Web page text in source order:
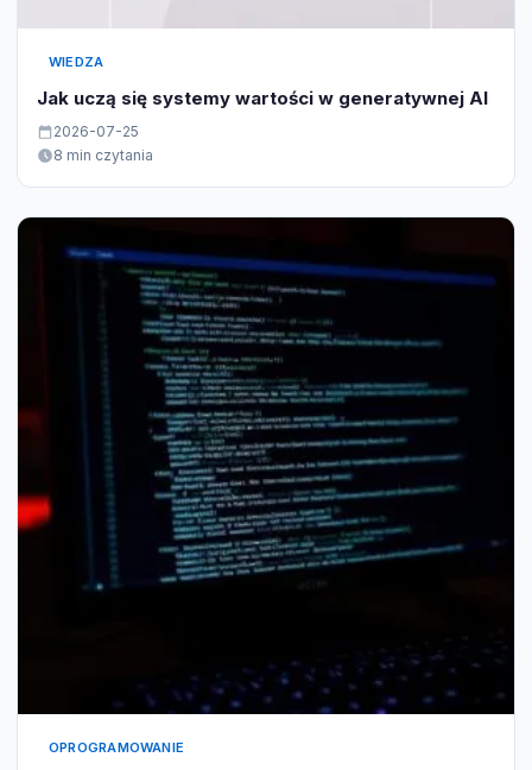
WIEDZA
Jak uczą się systemy wartości w generatywnej AI
2026-07-25
8 min czytania
OPROGRAMOWANIE